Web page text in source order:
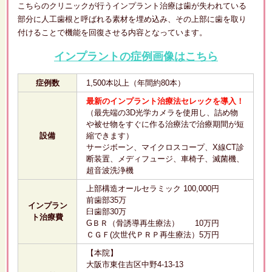
こちらのクリニックが行うインプラント治療は歯が失われている
部分に人工歯根と呼ばれる素材を埋め込み、その上部に歯を取り
付けることで機能を回復させる内容となっています。
インプラントの症例画像はこちら
症例数 1,500本以上（年間約80本）
設備
最新のインプラント治療法セレックを導入！
（最先端の3D光学カメラを使用し、詰め物
や被せ物をすぐに作る治療法で治療期間が短
縮できます）
サージボーン、マイクロスコープ、X線CT診
断装置、メディフュージ、車椅子、滅菌機、
超音波洗浄機
インプラン
ト治療費
上部構造オールセラミック 100,000円
前歯部35万
臼歯部30万
GＢＲ（骨誘導再生療法） 10万円
ＣＧＦ(次世代ＰＲＰ再生療法）5万円
【本院】
大阪市東住吉区中野4-13-13